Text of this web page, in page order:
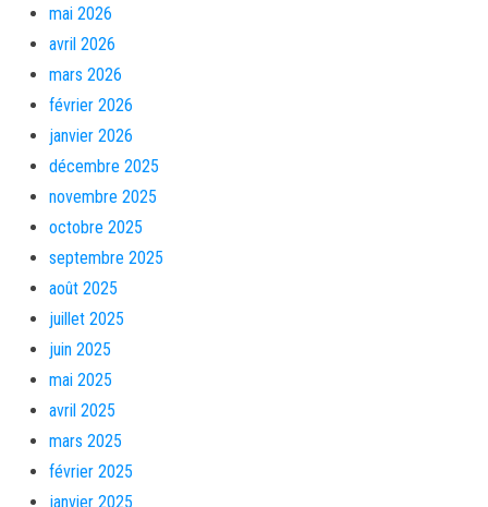
mai 2026
avril 2026
mars 2026
février 2026
janvier 2026
décembre 2025
novembre 2025
octobre 2025
septembre 2025
août 2025
juillet 2025
juin 2025
mai 2025
avril 2025
mars 2025
février 2025
janvier 2025